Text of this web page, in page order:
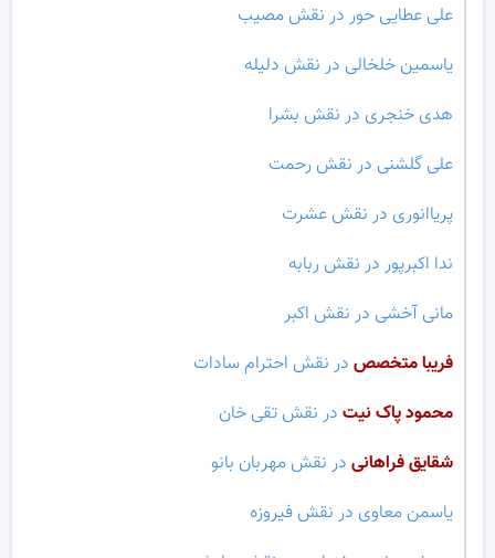
علی عطایی حور در نقش مصیب
یاسمین خلخالی در نقش دلیله
هدی خنجری در نقش بشرا
علی گلشنی در نقش رحمت
پریاانوری در نقش عشرت
ندا اکبرپور در نقش ربابه
مانی آخشی در نقش اکبر
فریبا متخصص در نقش احترام سادات
محمود پاک نیت در نقش تقی خان
شقایق فراهانی در نقش مهربان بانو
یاسمن معاوی در نقش فیروزه